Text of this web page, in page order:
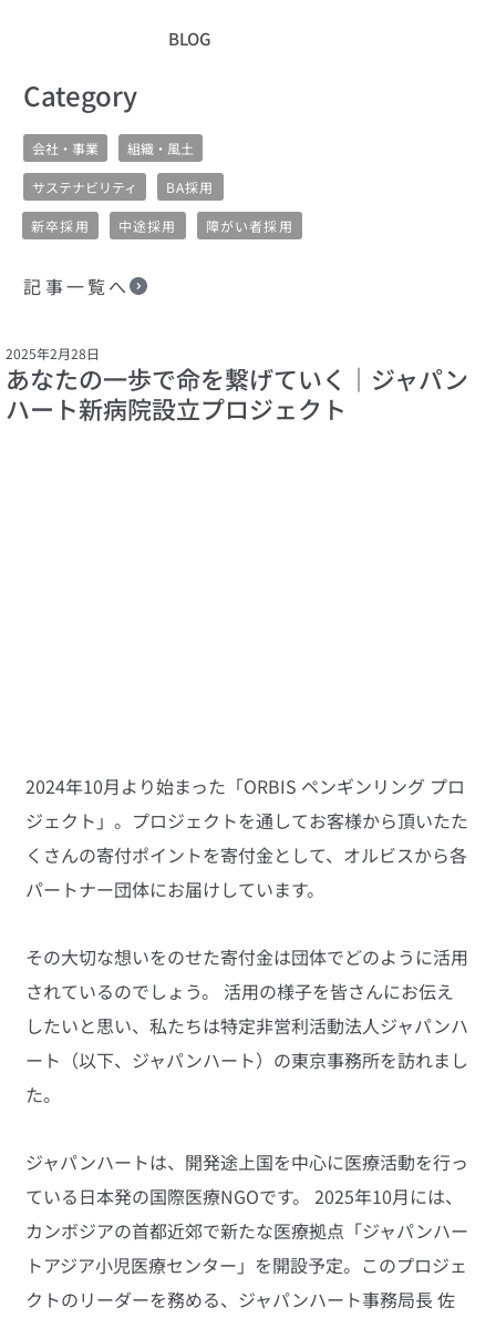
BLOG
​Category
会社・事業 組織・風土
サステナビリティ BA採用
記事一覧へ
新卒採用 中途採用 障がい者採用
あなたの一歩で命を繋げていく｜ジャパン
ハート新病院設立プロジェクト
2025年2月28日
2024年10月より始まった「ORBIS ペンギンリング プロ
ジェクト」。プロジェクトを通してお客様から頂いたた
くさんの寄付ポイントを寄付金として、オルビスから各
パートナー団体にお届けしています。
その大切な想いをのせた寄付金は団体でどのように活用
されているのでしょう。 活用の様子を皆さんにお伝え
したいと思い、私たちは特定非営利活動法人ジャパンハ
ート（以下、ジャパンハート）の東京事務所を訪れまし
た。
ジャパンハートは、開発途上国を中心に医療活動を行っ
ている日本発の国際医療NGOです。 2025年10月には、
カンボジアの首都近郊で新たな医療拠点「ジャパンハー
トアジア小児医療センター」を開設予定。このプロジェ
クトのリーダーを務める、ジャパンハート事務局長 佐